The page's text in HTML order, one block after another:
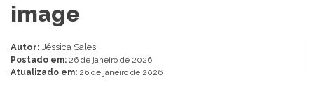
image
Autor: Jéssica Sales
Postado em: 26 de janeiro de 2026
Atualizado em: 26 de janeiro de 2026